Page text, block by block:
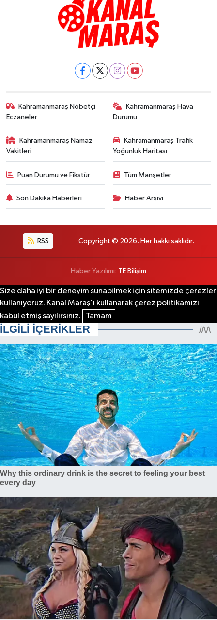
Kahramanmaraş Nöbetçi
Eczaneler
Kahramanmaraş Hava
Durumu
Kahramanmaraş Namaz
Vakitleri
Kahramanmaraş Trafik
Yoğunluk Haritası
Puan Durumu ve Fikstür Tüm Manşetler
Son Dakika Haberleri Haber Arşivi
RSS Copyright © 2026. Her hakkı saklıdır.
Haber Yazılımı: TE Bilişim
Size daha iyi bir deneyim sunabilmek için sitemizde çerezler
kullanıyoruz. Kanal Maraş'ı kullanarak çerez politikamızı
kabul etmiş sayılırsınız.
Tamam